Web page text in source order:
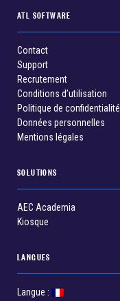
ATL SOFTWARE
Contact
Support
Recrutement
Conditions d’utilisation
Politique de confidentialité
Données personnelles
Mentions légales
SOLUTIONS
AEC Academia
Kiosque
LANGUES
Langue :